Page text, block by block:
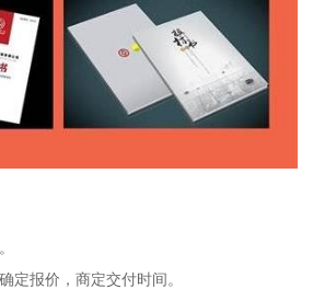
定报价，商定交付时间。